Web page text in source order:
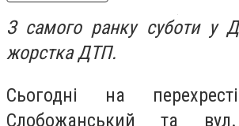
З самого ранку суботи у
жорстка ДТП.
Сьогодні на
Слобожанський та